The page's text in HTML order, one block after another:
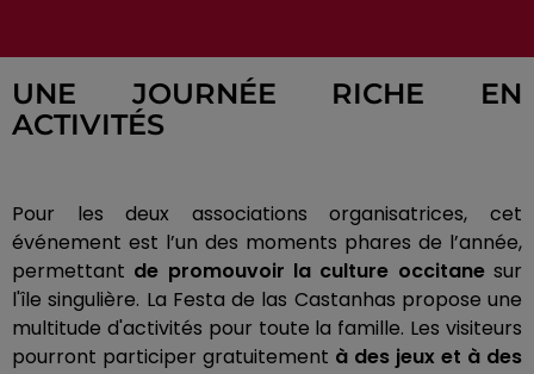
UNE JOURNÉE RICHE EN
ACTIVITÉS
Pour les deux associations organisatrices, cet
événement est l’un des moments phares de l’année,
permettant de promouvoir la culture occitanesur
l'île singulière. La Festa de las Castanhas propose une
multitude d'activités pour toute la famille. Les visiteurs
pourront participer gratuitement à des jeux et à des